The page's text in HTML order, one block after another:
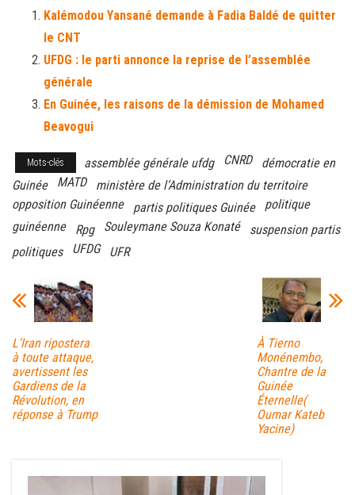
ok er
er
Kalémodou Yansané demande à Fadia Baldé de quitter
le CNT
UFDG : le parti annonce la reprise de l’assemblée
générale
En Guinée, les raisons de la démission de Mohamed
Beavogui
Mots-clés assemblée générale ufdg CNRD
démocratie en
Guinée
MATD
ministère de l’Administration du territoire
opposition Guinéenne
partis politiques Guinée
politique
guinéenne
Rpg Souleymane Souza Konaté
suspension partis
politiques
UFDG UFR
L’Iran ripostera
à toute attaque,
avertissent les
Gardiens de la
Révolution, en
réponse à Trump
À Tierno
Monénembo,
Chantre de la
Guinée
Éternelle(
Oumar Kateb
Yacine)